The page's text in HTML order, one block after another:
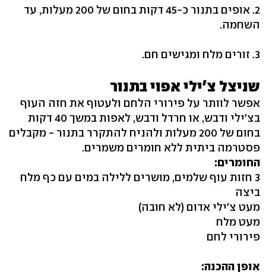
2. אופים בתנור כ-45 דקות בחום של 200 מעלות, עד
השחמה.
3. זורים מלח ומגישים חם.
שניצל צ'ילי אפוי בתנור
אפשר לוותר על פירורי הלחם ולעטוף את חזה העוף
בצ'ילי ודבש, או חרדל ודבש, לאפות במשך 40 דקות
בחום של 200 מעלות ולהניח להתקרר בתנור - מקבלים
פסטרמה ביתית ללא חומרים משמרים.
החומרים:
3 חזות עוף שלמים, מושרים ללילה במים עם כף מלח
ביצה
מעט צ'ילי אדום (לא חובה)
מעט מלח
פירורי לחם
אופן ההכנה: